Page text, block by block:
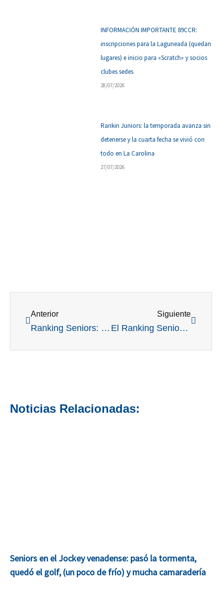
INFORMACIÓN IMPORTANTE 89CCR:
inscripciones para la Laguneada (quedan
lugares) e inicio para «Scratch» y socios
clubes sedes
28/07/2026
Rankin Juniors: la temporada avanza sin
detenerse y la cuarta fecha se vivió con
todo en La Carolina
27/07/2026
Anterior
Ranking Seniors: con la sexta fecha en el Mitre, se termina una temporada con participación récord
Siguiente
El Ranking Seniors 2024 pone primera el domingo 10 de marzo en el Jockey Club de Rosario
Noticias Relacionadas:
Seniors en el Jockey venadense: pasó la tormenta,
quedó el golf, (un poco de frío) y mucha camaradería